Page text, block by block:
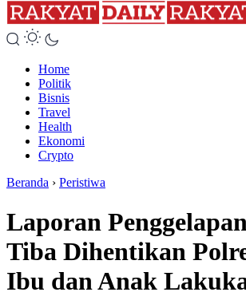
Home
Politik
Bisnis
Travel
Health
Ekonomi
Crypto
Beranda › Peristiwa
Laporan
Tiba Dihentikan
Ibu dan Anak